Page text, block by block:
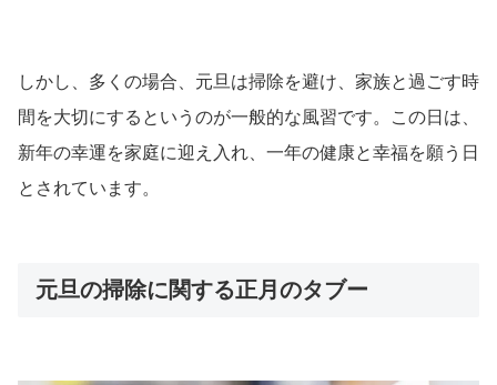
しかし、多くの場合、元旦は掃除を避け、家族と過ごす時
間を大切にするというのが一般的な風習です。この日は、
新年の幸運を家庭に迎え入れ、一年の健康と幸福を願う日
とされています。
元旦の掃除に関する正月のタブー